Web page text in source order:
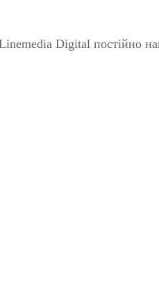
Digital постійно